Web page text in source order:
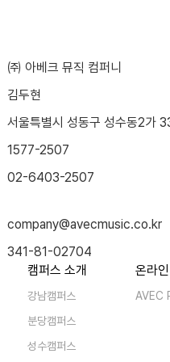
㈜ 아베크 뮤직 컴퍼니
김두현
서울특별시 성동구 성수동2가
1577-2507
02-6403-2507
company@avecmusic.co.kr
341-81-02704
캠퍼스 소개
강남캠퍼스
분당캠퍼스
성수캠퍼스
온라
AVEC